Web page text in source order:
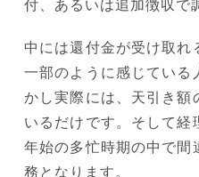
付、あるいは追加徴収で
中には還付金が受け取れ
一部のように感じている
かし実際には、天引き額
いるだけです。そして経
年始の多忙時期の中で間
務となります。